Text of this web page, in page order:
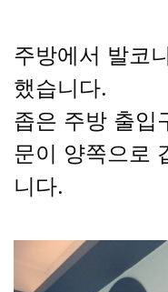
주방에서 발코
했습니다.
좁은 주방 출입
문이 양쪽으로
니다.